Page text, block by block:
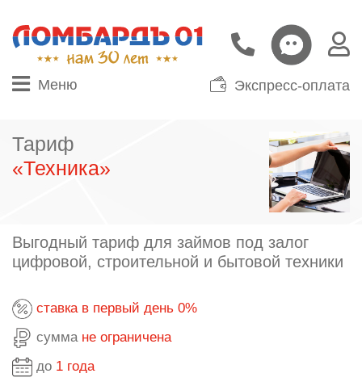
Меню Экспресс-оплата
Тариф
«Техника»
Выгодный тариф для займов под залог
цифровой, строительной и бытовой техники
ставка в первый день 0%
сумма не ограничена
до 1 года